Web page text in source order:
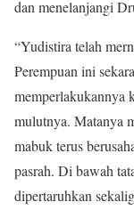
dan menelanjangi
“Yudistira telah
Perempuan ini
memperlakukannya
mulutnya. Matanya
mabuk terus
pasrah. Di bawah
dipertaruhkan